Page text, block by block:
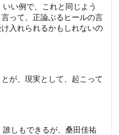
い例で、これと同じよう
って、正論ぶるヒールの言
入れられるかもしれないの
が、現実として、起こって
誰しもできるが、桑田佳祐